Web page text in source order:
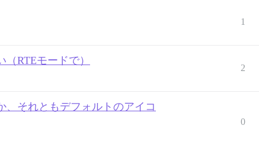
1
RTEモードで）
2
、それともデフォルトのアイコ
0